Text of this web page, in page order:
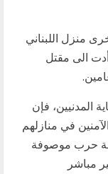
منزل اللبناني
الى مقتل
المدنيين، فإن
في منازلهم
حرب موصوفة
مباشر